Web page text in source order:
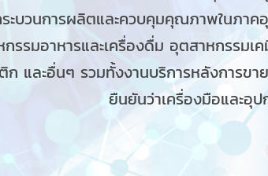
ะบวนการผลิตและควบคุมคุณภาพในภาค
รรมอาหารและเครื่องดื่ม อุตสาหกรรม
และอื่นๆ รวมทั้งงานบริการหลังการข
ยืนยันว่าเครื่องมือและอุ